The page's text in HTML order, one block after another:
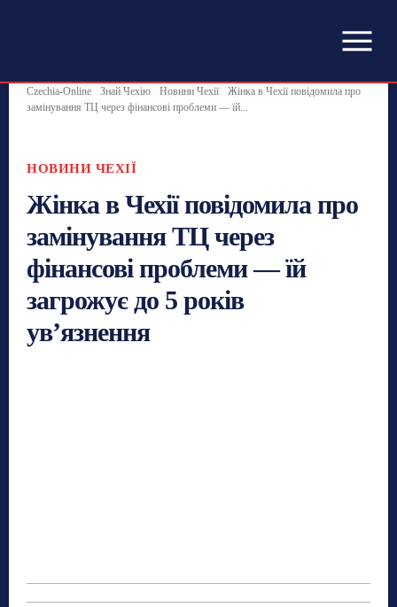
Czechia-Online Знай Чехію Новини Чехії
Жінка в Чехії повідомила про
замінування ТЦ через фінансові проблеми — їй...
НОВИНИ ЧЕХІЇ
Жінка в Чехії повідомила про
замінування ТЦ через
фінансові проблеми — їй
загрожує до 5 років
ув’язнення